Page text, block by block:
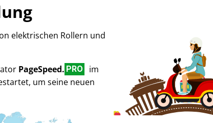
elektrischen Rollern und
PageSpeed. PRO
im
um seine neuen